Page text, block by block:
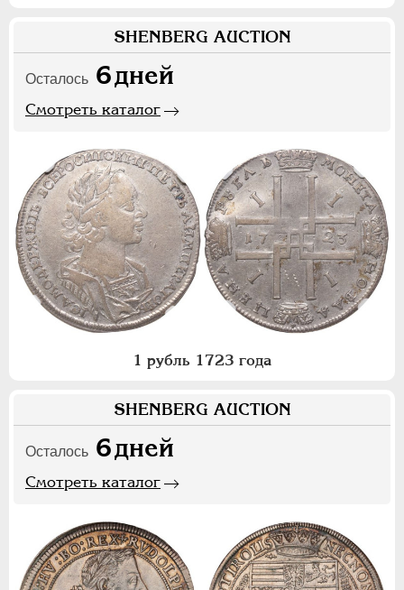
SHENBERG AUCTION
Осталось 6дней
Смотреть каталог
1 рубль 1723 года
SHENBERG AUCTION
Осталось 6дней
Смотреть каталог